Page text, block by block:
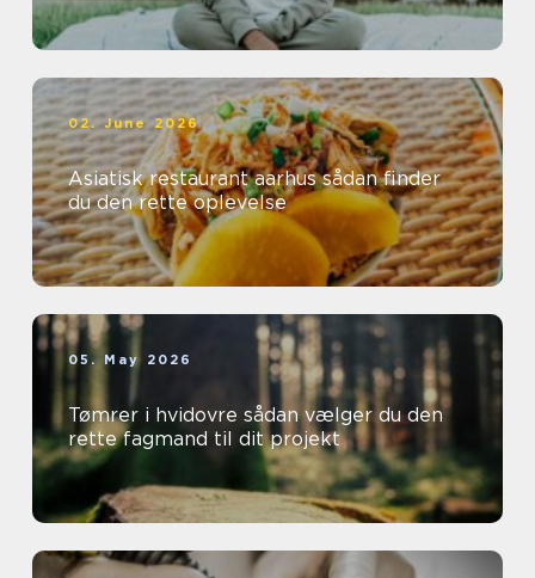
02. June 2026
Asiatisk restaurant aarhus sådan finder
du den rette oplevelse
05. May 2026
Tømrer i hvidovre sådan vælger du den
rette fagmand til dit projekt